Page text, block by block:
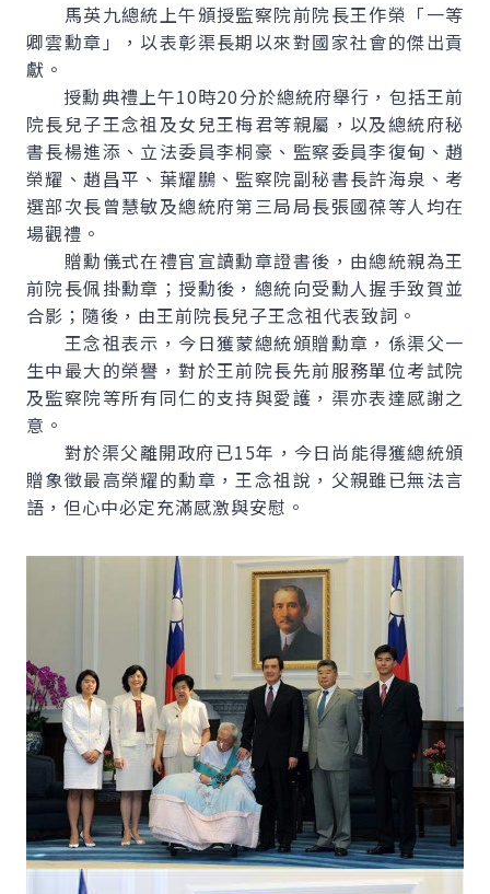
馬英九總統上午頒授監察院前院長王作榮「一等
卿雲勳章」，以表彰渠長期以來對國家社會的傑出貢
獻。
授勳典禮上午10時20分於總統府舉行，包括王前
院長兒子王念祖及女兒王梅君等親屬，以及總統府秘
書長楊進添、立法委員李桐豪、監察委員李復甸、趙
榮耀、趙昌平、葉耀鵬、監察院副秘書長許海泉、考
選部次長曾慧敏及總統府第三局局長張國葆等人均在
場觀禮。
贈勳儀式在禮官宣讀勳章證書後，由總統親為王
前院長佩掛勳章；授勳後，總統向受勳人握手致賀並
合影；隨後，由王前院長兒子王念祖代表致詞。
王念祖表示，今日獲蒙總統頒贈勳章，係渠父一
生中最大的榮譽，對於王前院長先前服務單位考試院
及監察院等所有同仁的支持與愛護，渠亦表達感謝之
意。
對於渠父離開政府已15年，今日尚能得獲總統頒
贈象徵最高榮耀的勳章，王念祖說，父親雖已無法言
語，但心中必定充滿感激與安慰。